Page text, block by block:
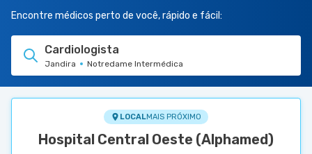
HOSPITAIS
TUASAUDE.COM
Encontre médicos perto de você, rápido e fácil:
Cardiologista
Jandira Notredame Intermédica
LOCALMAIS PRÓXIMO
Hospital Central Oeste (Alphamed)